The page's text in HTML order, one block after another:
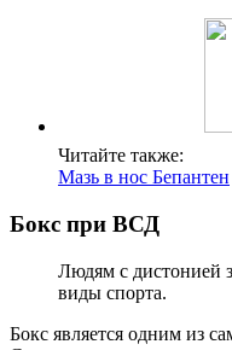
Читайте также:
Мазь в нос Бепантен
Бокс при ВСД
Людям с дистонией
виды спорта.
Бокс является одним из